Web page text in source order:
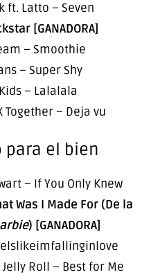
ft. Latto – Seven
[GANADORA]
– Smoothie
– Super Shy
– Lalalala
Together – Deja vu
para el bien
– If You Only Knew
Was I Made For (De la
) [GANADORA]
Jelly Roll – Best for Me